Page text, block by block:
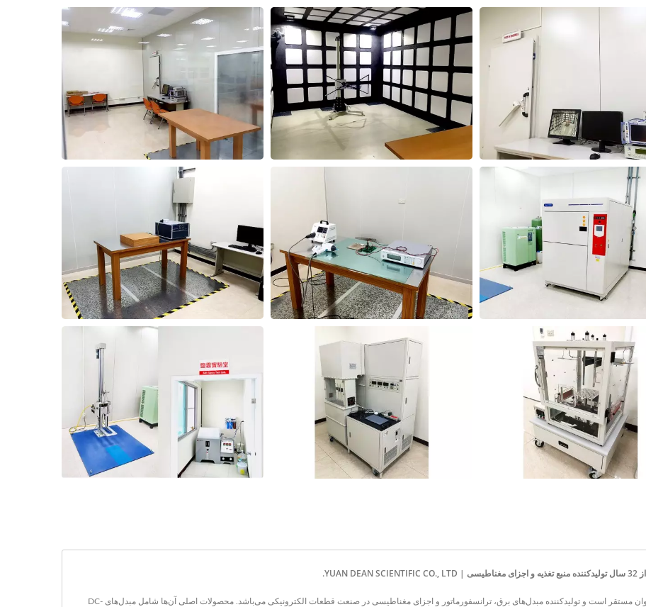
شرکت YUAN DEAN SCIENTIFIC CO., LTD. از سال 1990 در تایوان مستقر است و تولیدکننده مبدل‌های برق، ترانسفورماتور و اجزای مغناطیسی در صنعت قطعات الکترونیکی می‌باشد. محصولات اصلی آن‌ها شامل مبدل‌های DC-